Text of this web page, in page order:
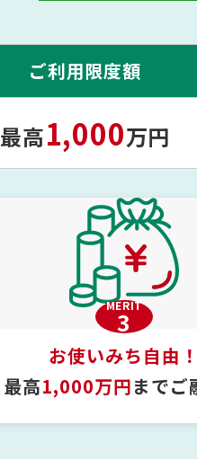
ご利用限度額
最高1,000万円
MERIT
3
お使いみち自由！
最高1,000万円までご